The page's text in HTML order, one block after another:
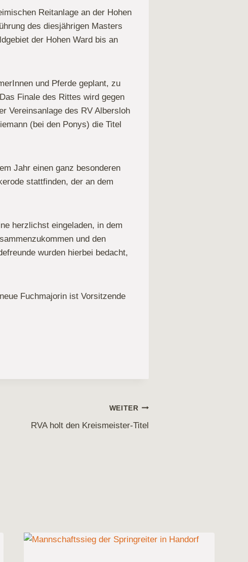
Reitanlage an der Hohen
des diesjährigen Masters
der Hohen Ward bis an
und Pferde geplant, zu
Finale des Rittes wird gegen
Vereinsanlage des RV Albersloh
(bei den Ponys) die Titel
Jahr einen ganz besonderen
stattfinden, der an dem
herzlichst eingeladen, in dem
und den
wurden hierbei bedacht,
Fuchmajorin ist Vorsitzende
WEITER
RVA holt den Kreismeister-Titel